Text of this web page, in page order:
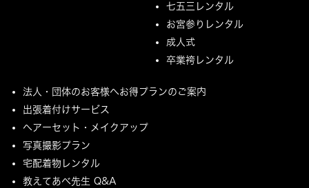
七五三レンタル
お宮参りレンタル
成人式
卒業袴レンタル
法人・団体のお客様へお得プランのご案内
出張着付けサービス
ヘアーセット・メイクアップ
写真撮影プラン
宅配着物レンタル
教えてあべ先生 Q&A